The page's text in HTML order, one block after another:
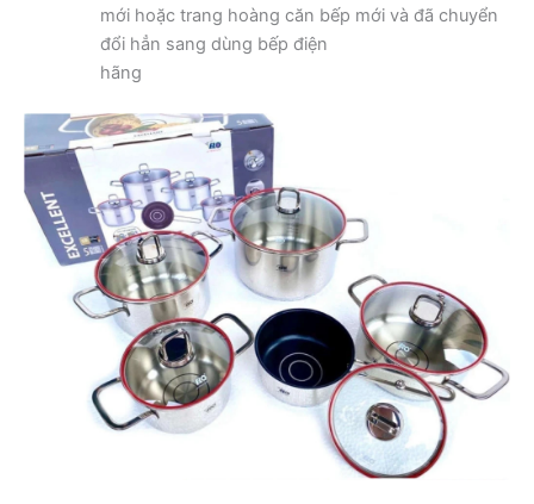
mới hoặc trang hoàng căn bếp mới và đã chuyển
đổi hẳn sang dùng bếp điện
hãng